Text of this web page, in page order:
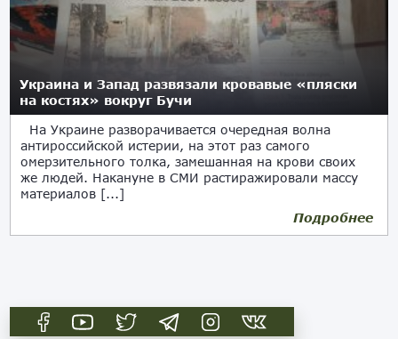
Украина и Запад развязали кровавые «пляски
на костях» вокруг Бучи
На Украине разворачивается очередная волна
антироссийской истерии, на этот раз самого
омерзительного толка, замешанная на крови своих
же людей. Накануне в СМИ растиражировали массу
материалов [...]
Подробнее